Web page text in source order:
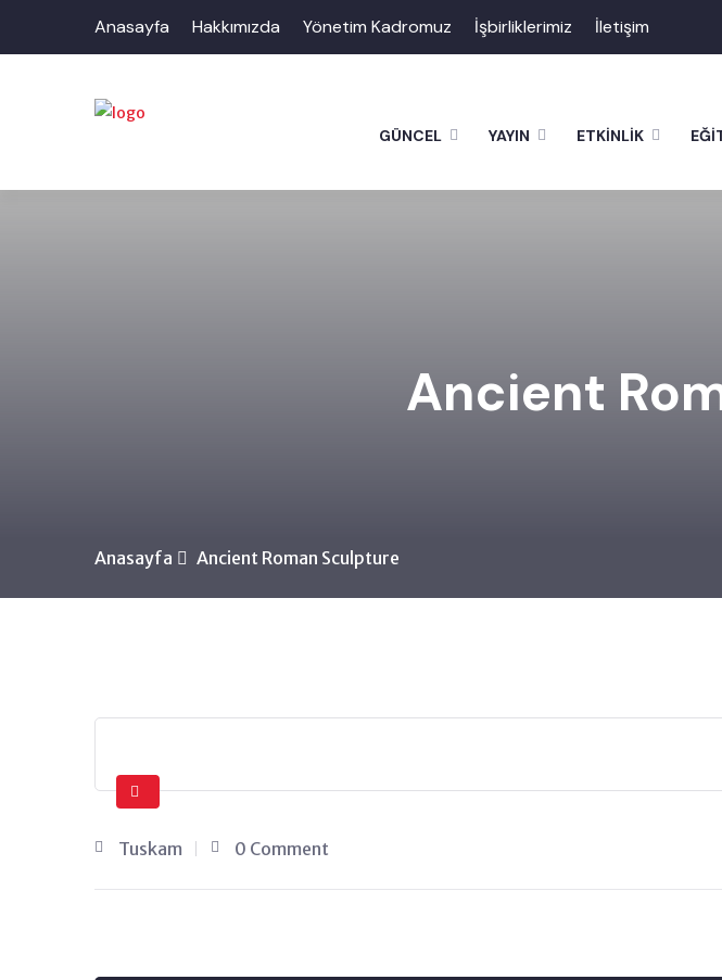
Anasayfa Hakkımızda Yönetim Kadromuz İşbirliklerimiz İletişim
GÜNCEL YAYIN ETKİNLİK
Ancient
Anasayfa Ancient Roman Sculpture
Tuskam 0 Comment